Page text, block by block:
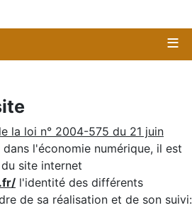
≡
la loi n° 2004-575 du 21 juin
l'économie numérique, il est
site internet
l'identité des différents
de sa réalisation et de son suivi: